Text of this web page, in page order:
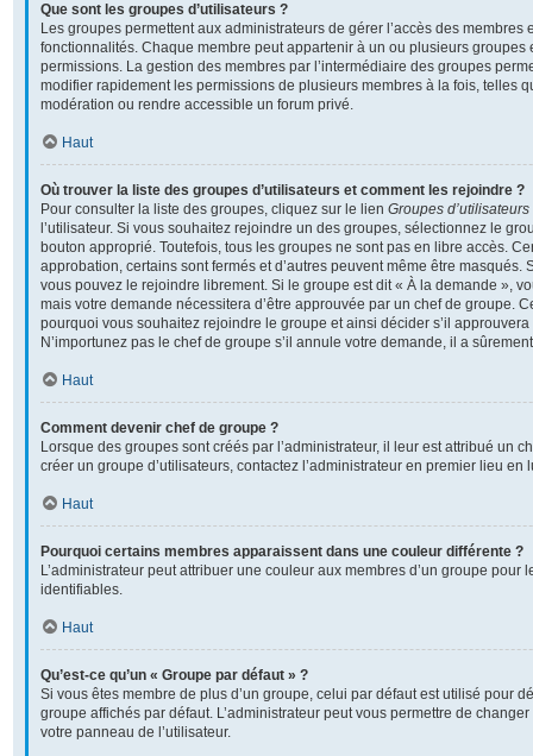
Que sont les groupes d’utilisateurs ?
Les groupes permettent aux administrateurs de gérer l’accès des membres
fonctionnalités. Chaque membre peut appartenir à un ou plusieurs groupes
permissions. La gestion des membres par l’intermédiaire des groupes
modifier rapidement les permissions de plusieurs membres à la fois, telles
modération ou rendre accessible un forum privé.
Haut
Où trouver la liste des groupes d’utilisateurs et comment les rejoindre ?
Pour consulter la liste des groupes, cliquez sur le lien Groupes d’utilisateurs
l’utilisateur. Si vous souhaitez rejoindre un des groupes, sélectionnez le
bouton approprié. Toutefois, tous les groupes ne sont pas en libre accès.
approbation, certains sont fermés et d’autres peuvent même être masqués.
vous pouvez le rejoindre librement. Si le groupe est dit « À la demande »,
mais votre demande nécessitera d’être approuvée par un chef de groupe.
pourquoi vous souhaitez rejoindre le groupe et ainsi décider s’il
N’importunez pas le chef de groupe s’il annule votre demande, il a
Haut
Comment devenir chef de groupe ?
Lorsque des groupes sont créés par l’administrateur, il leur est attribué un
créer un groupe d’utilisateurs, contactez l’administrateur en premier lieu
Haut
Pourquoi certains membres apparaissent dans une couleur différente ?
L’administrateur peut attribuer une couleur aux membres d’un groupe pour
identifiables.
Haut
Qu’est-ce qu’un « Groupe par défaut » ?
Si vous êtes membre de plus d’un groupe, celui par défaut est utilisé pour
groupe affichés par défaut. L’administrateur peut vous permettre de
votre panneau de l’utilisateur.